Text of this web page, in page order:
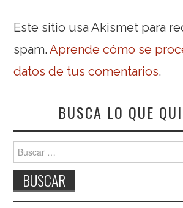
Este sitio usa Akismet para
spam.Aprende cómo se
datos de tus comentarios.
BUSCA LO QUE
Buscar: